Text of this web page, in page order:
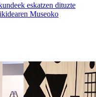
eskatzen dituzte
Museoko